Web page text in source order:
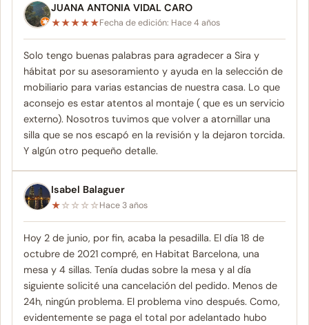
JUANA ANTONIA VIDAL CARO
★★★★★Fecha de edición: Hace 4 años
Solo tengo buenas palabras para agradecer a Sira y
hábitat por su asesoramiento y ayuda en la selección de
mobiliario para varias estancias de nuestra casa. Lo que
aconsejo es estar atentos al montaje ( que es un servicio
externo). Nosotros tuvimos que volver a atornillar una
silla que se nos escapó en la revisión y la dejaron torcida.
Y algún otro pequeño detalle.
Isabel Balaguer
★☆☆☆☆Hace 3 años
Hoy 2 de junio, por fin, acaba la pesadilla. El día 18 de
octubre de 2021 compré, en Habitat Barcelona, una
mesa y 4 sillas. Tenía dudas sobre la mesa y al día
siguiente solicité una cancelación del pedido. Menos de
24h, ningún problema. El problema vino después. Como,
evidentemente se paga el total por adelantado hubo